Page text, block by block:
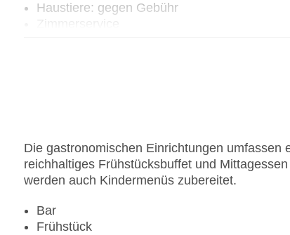
Haustiere: gegen Gebühr
Die gastronomischen Einrichtungen
reichhaltiges Frühstücksbuffet und
werden auch Kindermenüs zubereitet.
Bar
Frühstück